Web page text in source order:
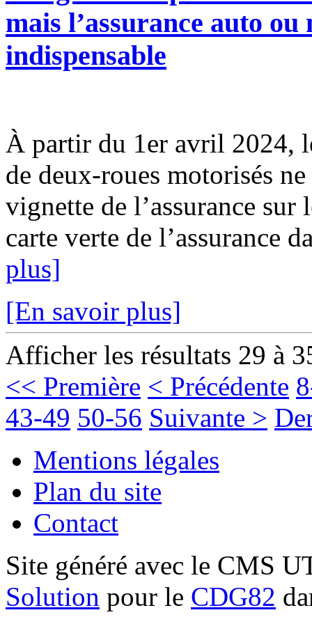
mais l’assurance auto
indispensable
À partir du 1er avril 2024,
de deux-roues motorisés
vignette de l’assurance
carte verte de l’assurance
plus]
[En savoir plus]
Afficher les résultats 29 à
<< Première < Précédente
43-49 50-56 Suivante >
Mentions légales
Plan du site
Contact
Site généré avec le CMS
Solution pour le CDG82